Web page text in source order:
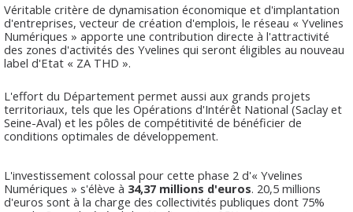
Véritable critère de dynamisation économique et d'implantation
d'entreprises, vecteur de création d'emplois, le réseau « Yvelines
Numériques » apporte une contribution directe à l'attractivité
des zones d'activités des Yvelines qui seront éligibles au nouveau
label d'Etat « ZA THD ».
L'effort du Département permet aussi aux grands projets
territoriaux, tels que les Opérations d'Intérêt National (Saclay et
Seine-Aval) et les pôles de compétitivité de bénéficier de
conditions optimales de développement.
L'investissement colossal pour cette phase 2 d'« Yvelines
Numériques » s'élève à 34,37 millions d'euros. 20,5 millions
d'euros sont à la charge des collectivités publiques dont 75%